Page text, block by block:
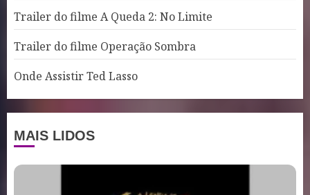
Trailer do filme A Queda 2: No Limite
Trailer do filme Operação Sombra
Onde Assistir Ted Lasso
MAIS LIDOS